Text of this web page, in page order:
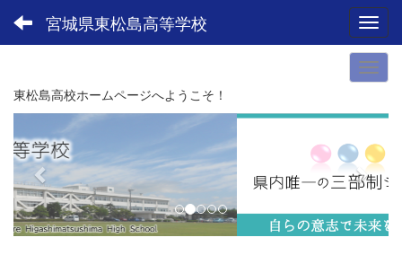
宮城県東松島高等学校
東松島高校ホームページへようこそ！
r
e
v
i
n
e
x